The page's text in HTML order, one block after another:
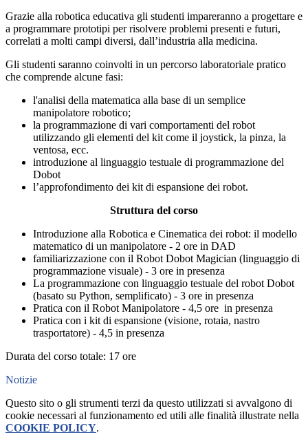
Grazie alla robotica educativa gli studenti impareranno a progettare e
a programmare prototipi per risolvere problemi presenti e futuri,
correlati a molti campi diversi, dall’industria alla medicina.
Gli studenti saranno coinvolti in un percorso laboratoriale pratico
che comprende alcune fasi:
l'analisi della matematica alla base di un semplice
manipolatore robotico;
la programmazione di vari comportamenti del robot
utilizzando gli elementi del kit come il joystick, la pinza, la
ventosa, ecc.
introduzione al linguaggio testuale di programmazione del
Dobot
l’approfondimento dei kit di espansione dei robot.
Struttura del corso
Introduzione alla Robotica e Cinematica dei robot: il modello
matematico di un manipolatore - 2 ore in DAD
familiarizzazione con il Robot Dobot Magician (linguaggio di
programmazione visuale) - 3 ore in presenza
La programmazione con linguaggio testuale del robot Dobot
(basato su Python, semplificato) - 3 ore in presenza
Pratica con il Robot Manipolatore - 4,5 ore in presenza
Pratica con i kit di espansione (visione, rotaia, nastro
trasportatore) - 4,5 in presenza
Durata del corso totale: 17 ore
Notizie
Questo sito o gli strumenti terzi da questo utilizzati si avvalgono di
cookie necessari al funzionamento ed utili alle finalità illustrate nella
COOKIE POLICY.